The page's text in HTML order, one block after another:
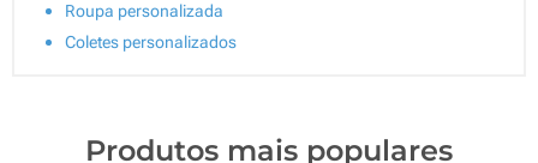
Roupa personalizada
Coletes personalizados
Produtos mais populares